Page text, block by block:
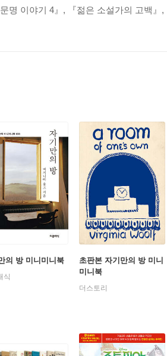
명 이야기 4』, 『젊은 소설가의 고백』,
의 방 미니미니북
식
초판본 자기만의 방 미니
미니북
더스토리